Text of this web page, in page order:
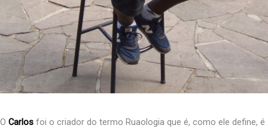
O Carlos foi o criador do termo Ruaologia que é, como ele define, é